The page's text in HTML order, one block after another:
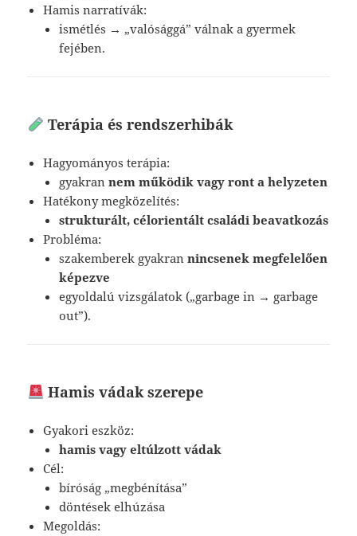
Hamis narratívák:
ismétlés → „valósággá” válnak a gyermek
fejében.
Terápia és rendszerhibák
Hagyományos terápia:
gyakrannem működik vagy ront a helyzeten
Hatékony megközelítés:
strukturált, célorientált családi beavatkozás
Probléma:
szakemberek gyakrannincsenek megfelelően
képezve
egyoldalú vizsgálatok („garbage in → garbage
out”).
Hamis vádak szerepe
Gyakori eszköz:
hamis vagy eltúlzott vádak
Cél:
bíróság „megbénítása”
döntések elhúzása
Megoldás: